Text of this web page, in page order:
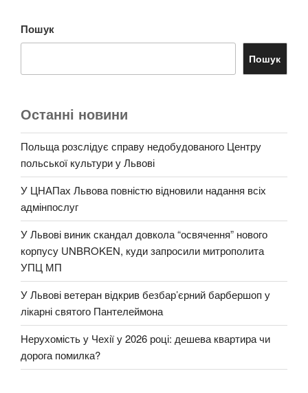
Пошук
Пошук
Останні новини
Польща розслідує справу недобудованого Центру
польської культури у Львові
У ЦНАПах Львова повністю відновили надання всіх
адмінпослуг
У Львові виник скандал довкола “освячення” нового
корпусу UNBROKEN, куди запросили митрополита
УПЦ МП
У Львові ветеран відкрив безбар’єрний барбершоп у
лікарні святого Пантелеймона
Нерухомість у Чехії у 2026 році: дешева квартира чи
дорога помилка?